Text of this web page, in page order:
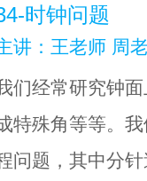
时钟问题
讲：王老师 周
们经常研究钟
特殊角等等。
问题，其中分